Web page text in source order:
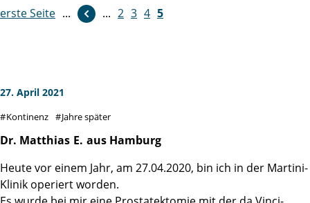
erste Seite ... ... 2 3 4 5
27. April 2021
Kontinenz Jahre später
Dr. Matthias E. aus Hamburg
Heute vor einem Jahr, am 27.04.2020, bin ich in der Martini-
Klinik operiert worden.